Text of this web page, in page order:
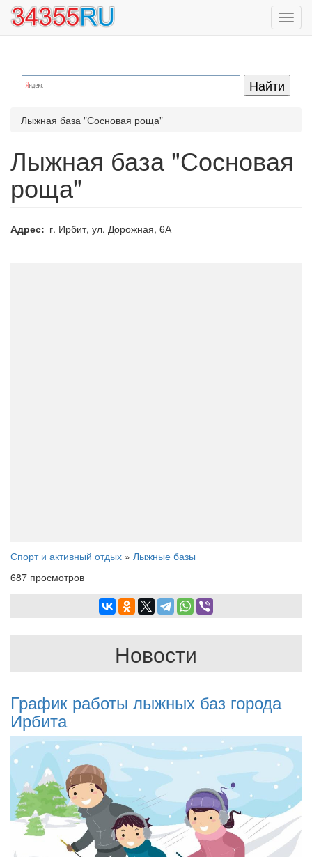
Перейти
основному
Лыжная база "Сосновая роща"
Лыжная база "Сосновая
роща"
Адрес г. Ирбит, ул. Дорожная, 6А
Спорт и активный отдых » Лыжные базы
687 просмотров
Новости
График работы лыжных баз города
Ирбита